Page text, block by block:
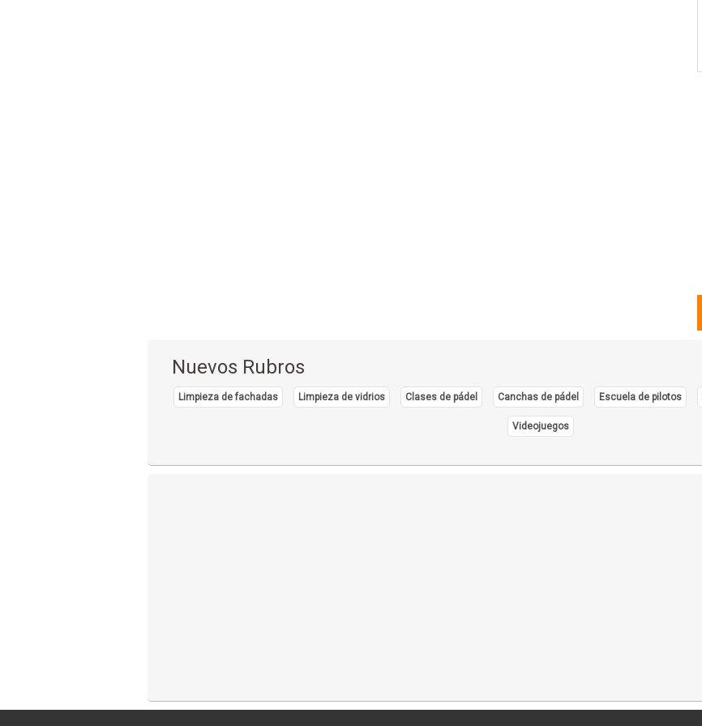
Nuevos Rubros
Limpieza de fachadas Limpieza de vidrios Clases de pádel Canchas de pádel Escuela de pilotos
Videojuegos